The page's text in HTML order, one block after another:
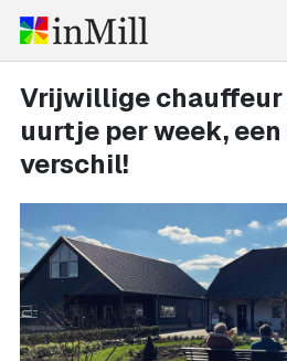
Vrijwillige chauffeur
uurtje per week,
verschil!